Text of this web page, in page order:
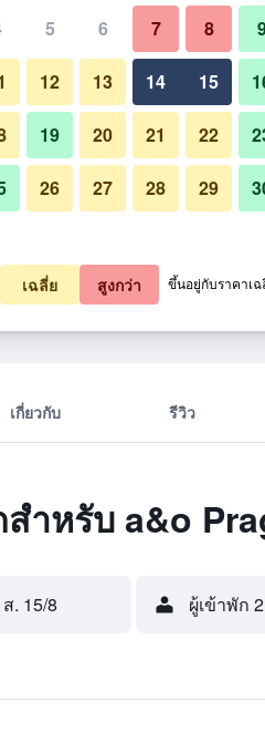
กที่สุด ราคาต่อคืน
ทั้งหมด (ต่อคืน)
฿445 เช็คดีล
฿683 เช็คดีล
16 รายการ
เกี่ยวกับ รีวิว
ำหรับ a&o
ส. 15/8 ผู้เข้าพัก
5 6 7 8
12 13 14 15
19 20 21 22
26 27 28 29
เฉลี่ย สูงกว่า ขึ้นอยู่กับราคาเฉ